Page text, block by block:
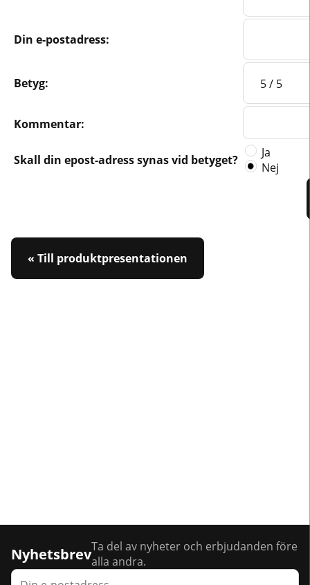
Din e-postadress:
Betyg:
Kommentar:
Skall din epost-adress synas vid betyget?
Ja
Nej
« Till produktpresentationen
NyhetsbrevTa del av nyheter och erbjudanden före
alla andra.